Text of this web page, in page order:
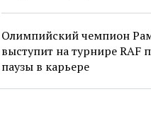
Олимпийский чемпион
выступит на турнире RAF
паузы в карьере